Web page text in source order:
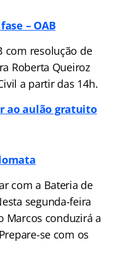
– OAB
com resolução de
Roberta Queiroz
a partir das 14h.
ao aulão gratuito
com a Bateria de
segunda-feira
Marcos conduzirá a
se com os